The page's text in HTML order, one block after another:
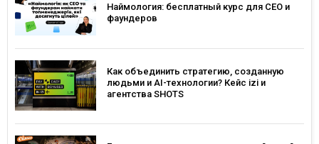
Наймология: бесплатный курс для CEO и
фаундеров
Как объединить стратегию, созданную
людьми и AI-технологии? Кейс izi и
агентства SHOTS